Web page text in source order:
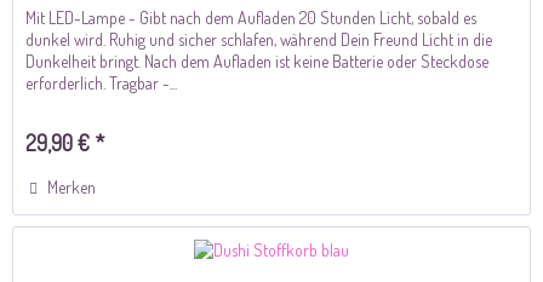
Mit LED-Lampe - Gibt nach dem Aufladen 20 Stunden Licht, sobald es
dunkel wird. Ruhig und sicher schlafen, während Dein Freund Licht in die
Dunkelheit bringt. Nach dem Aufladen ist keine Batterie oder Steckdose
erforderlich. Tragbar -...
29,90 € *
Merken